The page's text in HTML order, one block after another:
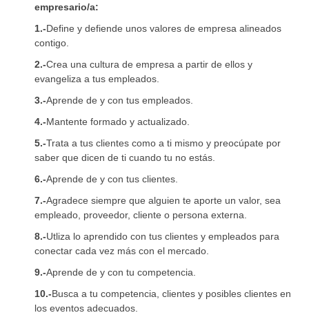
empresario/a:
1.-Define y defiende unos valores de empresa alineados
contigo.
2.-Crea una cultura de empresa a partir de ellos y
evangeliza a tus empleados.
3.-Aprende de y con tus empleados.
4.-Mantente formado y actualizado.
5.-Trata a tus clientes como a ti mismo y preocúpate por
saber que dicen de ti cuando tu no estás.
6.-Aprende de y con tus clientes.
7.-Agradece siempre que alguien te aporte un valor, sea
empleado, proveedor, cliente o persona externa.
8.-Utliza lo aprendido con tus clientes y empleados para
conectar cada vez más con el mercado.
9.-Aprende de y con tu competencia.
10.-Busca a tu competencia, clientes y posibles clientes en
los eventos adecuados.